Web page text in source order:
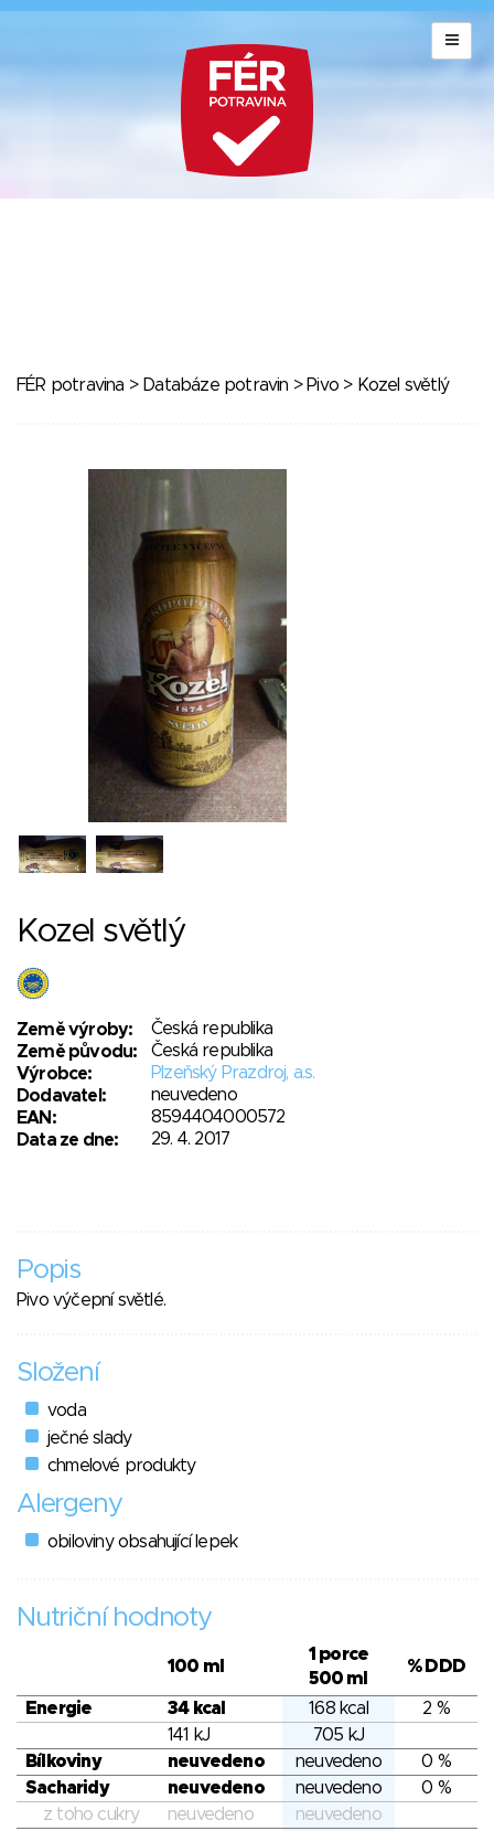
FÉR potravina > Databáze potravin > Pivo > Kozel světlý
Kozel světlý
Země výroby:
Česká republika
Země původu:
Česká republika
Výrobce:
Plzeňský Prazdroj, a.s.
Dodavatel:
neuvedeno
EAN:
8594404000572
Data ze dne:
29. 4. 2017
Popis
Pivo výčepní světlé.
Složení
voda
ječné slady
chmelové produkty
Alergeny
obiloviny obsahující lepek
Nutriční hodnoty
100 ml
1 porce
500 ml
% DDD
Energie 34 kcal 168 kcal
2 %
141 kJ
705 kJ
Bílkoviny
neuvedeno neuvedeno
0 %
Sacharidy
neuvedeno neuvedeno
0 %
z toho cukry
neuvedeno
neuvedeno